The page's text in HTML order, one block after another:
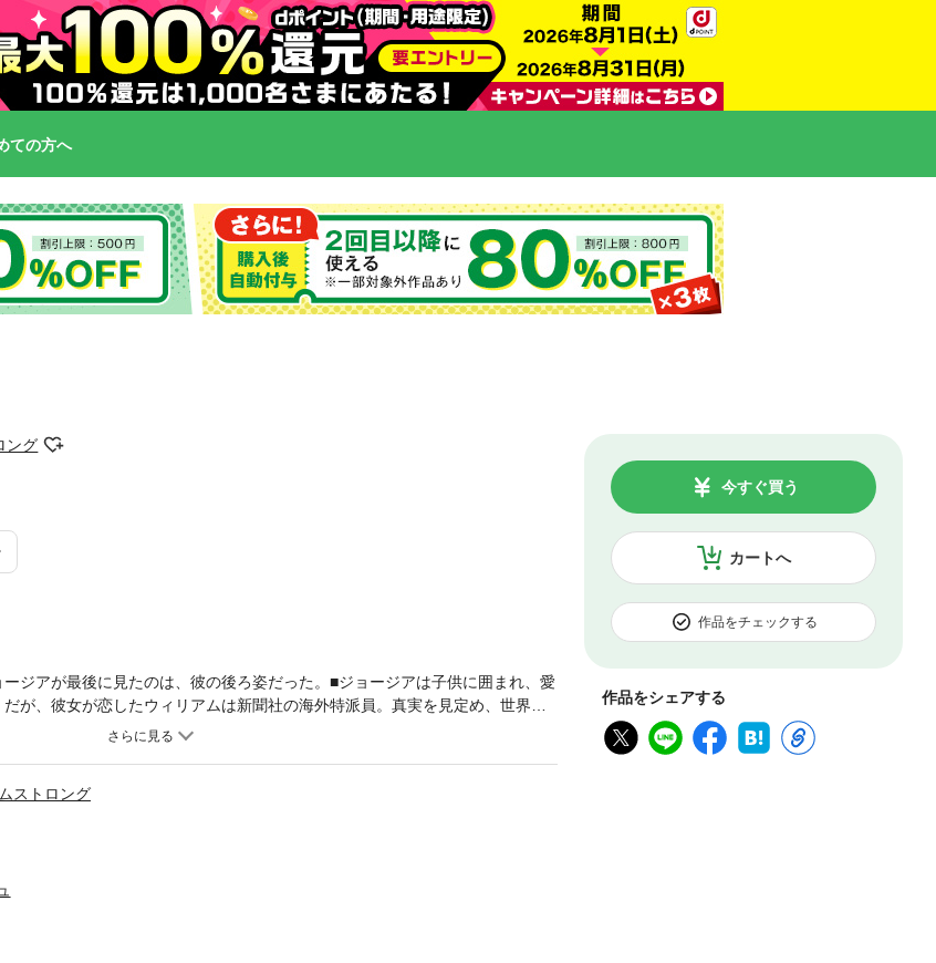
ての方へ
ング
カートへ
今すぐ買う
作品をチェックする
作品をシェアする
ージアが最後に見たのは、彼の後ろ姿だった。■ジョージアは子供に囲まれ、愛
が、彼女が恋したウィリアムは新聞社の海外特派員。真実を見定め、世界に
二人の生き方も、求めるものも、あまりに違っていた。しかも、ウィリアム
るか、伝える言葉があれば……」「わたしだって……いいえ、後悔なんかして
ストロング